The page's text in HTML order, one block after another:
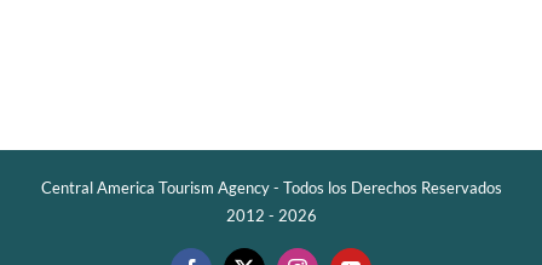
Central America Tourism Agency - Todos los Derechos Reservados
2012 - 2026